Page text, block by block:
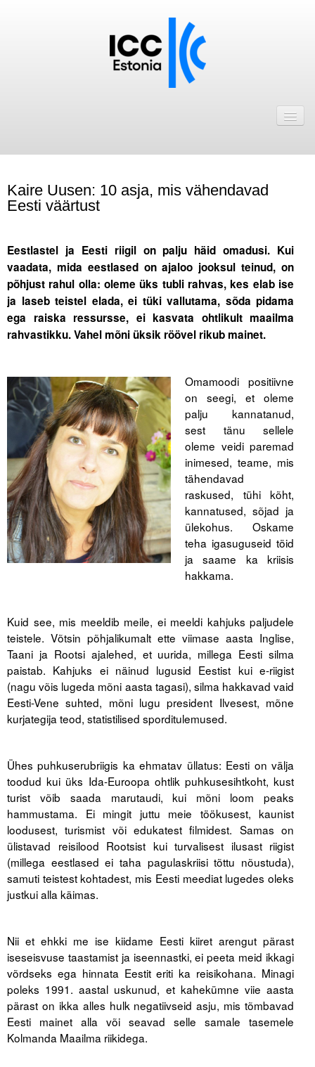
ICC Eesti liikmebaas
Astu ICC Eesti liikmeks!
Kalender
ICC Eesti
Arvamus
Viidad
ICC WBO
ICC komisjonid
Digiraamatukogu
Juhendid ja väljaanded
Liitu meililistiga
Oskusteave
Incoterms® 2020
Abimaterjalid
Projektid
Kaire Uusen: 10 asja, mis vähendavad
Eesti väärtust
Eestlastel ja Eesti riigil on palju häid omadusi. Kui
vaadata, mida eestlased on ajaloo jooksul teinud, on
põhjust rahul olla: oleme üks tubli rahvas, kes elab ise
ja laseb teistel elada, ei tüki vallutama, sõda pidama
ega raiska ressursse, ei kasvata ohtlikult maailma
rahvastikku. Vahel mõni üksik röövel rikub mainet.
Omamoodi positiivne
on seegi, et oleme
palju kannatanud,
sest tänu sellele
oleme veidi paremad
inimesed, teame, mis
tähendavad
raskused, tühi kõht,
kannatused, sõjad ja
ülekohus. Oskame
teha igasuguseid töid
ja saame ka kriisis
hakkama.
Kuid see, mis meeldib meile, ei meeldi kahjuks paljudele
teistele. Võtsin põhjalikumalt ette viimase aasta Inglise,
Taani ja Rootsi ajalehed, et uurida, millega Eesti silma
paistab. Kahjuks ei näinud lugusid Eestist kui e-riigist
(nagu võis lugeda mõni aasta tagasi), silma hakkavad vaid
Eesti-Vene suhted, mõni lugu president Ilvesest, mõne
kurjategija teod, statistilised sporditulemused.
Ühes puhkuserubriigis ka ehmatav üllatus: Eesti on välja
toodud kui üks Ida-Euroopa ohtlik puhkusesihtkoht, kust
turist võib saada marutaudi, kui mõni loom peaks
hammustama. Ei mingit juttu meie töökusest, kaunist
loodusest, turismist või edukatest filmidest. Samas on
ülistavad reisilood Rootsist kui turvalisest ilusast riigist
(millega eestlased ei taha pagulaskriisi tõttu nõustuda),
samuti teistest kohtadest, mis Eesti meediat lugedes oleks
justkui alla käimas.
Nii et ehkki me ise kiidame Eesti kiiret arengut pärast
iseseisvuse taastamist ja iseennastki, ei peeta meid ikkagi
võrdseks ega hinnata Eestit eriti ka reisikohana. Minagi
poleks 1991. aastal uskunud, et kahekümne viie aasta
pärast on ikka alles hulk negatiivseid asju, mis tõmbavad
Eesti mainet alla või seavad selle samale tasemele
Kolmanda Maailma riikidega.